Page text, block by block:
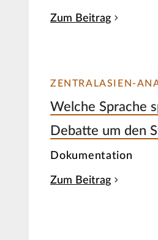
Zum Beitrag
ZENTRALASIEN-
Welche Sprache
Debatte um den
Dokumentation
Zum Beitrag